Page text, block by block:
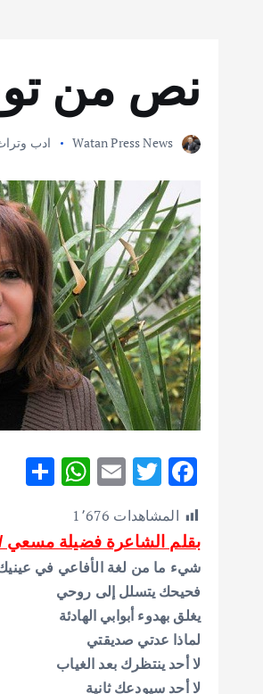
نص من
Watan Press News ادب
F
ac
e
b
o
o
k
T
w
it
te
r
E
m
ai
l
W
s
A
p
ar
e
المشاهدات 1٬676
بقلم الشاعرة فضيلة مسعي
شيء ما من لغة الأفاعي في
فحيحك يتسلل إلى روحي
يغلق بهدوء أبوابي الهادئة
لماذا عدتي صديقتي
لا أحد ينتظرك بعد الغياب
لا أحد سيودعك ثانية